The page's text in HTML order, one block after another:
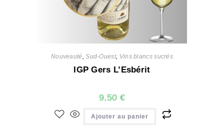
Nouveauté ,Sud-Ouest, Vins blancs sucrés
IGP Gers L’Esbérit
9,50 €
Ajouter au panier